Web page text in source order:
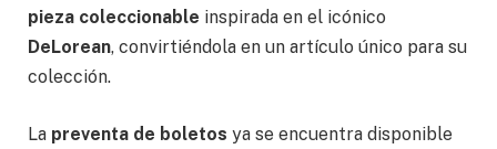
pieza coleccionable inspirada en el icónico
DeLorean, convirtiéndola en un artículo único para su
colección.
La preventa de boletos ya se encuentra disponible